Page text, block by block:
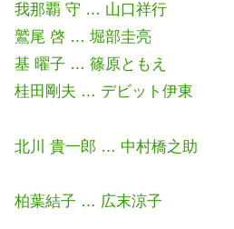
我那覇 守 … 山口祥行
鷲尾 啓 … 堀部圭亮
基 曜子 … 篠原ともえ
桂田剛夫 … デビット伊東
北川 貴一郎 … 中村橋之助
柏葉結子 … 広末涼子